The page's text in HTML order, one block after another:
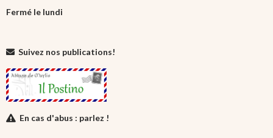
Fermé le lundi
Suivez nos publications!
En cas d'abus : parlez !